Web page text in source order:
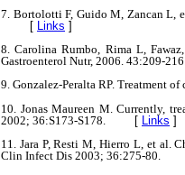
7. Bortolotti F, Guido M, Zancan L,
[
Links ]
8. Carolina Rumbo, Rima L,
Gastroenterol Nutr, 2006. 43:209-
9. Gonzalez-Peralta RP. Treatment
10. Jonas Maureen M. Currently,
2002; 36:S173-S178.
[ Links ]
11. Jara P, Resti M, Hierro L, et al.
Clin Infect Dis 2003; 36:275-80.